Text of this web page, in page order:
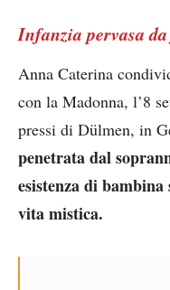
Infanzia pervasa
Anna Caterina
con la Madonna, l’8
pressi di Dülmen, in
penetrata dal
esistenza di bambina
vita mistica.